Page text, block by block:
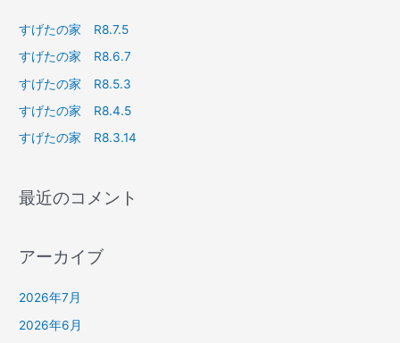
すげたの家 R8.7.5
すげたの家 R8.6.7
すげたの家 R8.5.3
すげたの家 R8.4.5
すげたの家 R8.3.14
最近のコメント
アーカイブ
2026年7月
2026年6月